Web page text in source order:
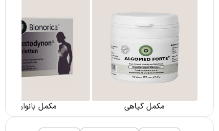
مکمل گیاهی مکمل بانوان